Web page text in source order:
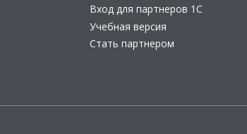
Вход для партнеров 1С
Учебная версия
Стать партнером